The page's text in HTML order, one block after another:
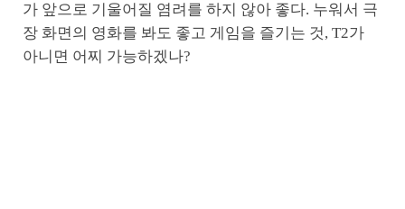
가 앞으로 기울어질 염려를 하지 않아 좋다. 누워서 극
장 화면의 영화를 봐도 좋고 게임을 즐기는 것, T2가
아니면 어찌 가능하겠나?